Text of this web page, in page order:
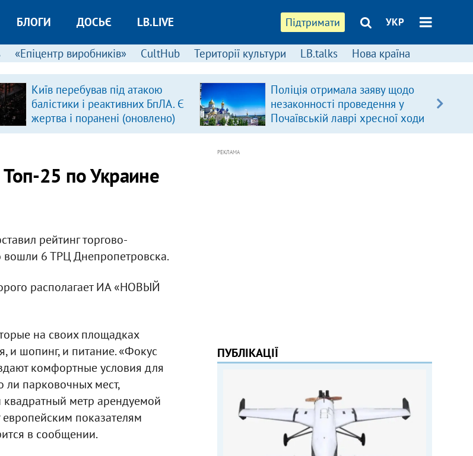
Підтримати УКР
БЛОГИ ДОСЬЄ LB.LIVE
«Епіцентр виробників» CultHub Території культури LB.talks Нова країна
Київ перебував під атакою
балістики і реактивних БпЛА. Є
жертва і поранені (оновлено)
Поліція отримала заяву щодо
незаконності проведення у
Почаївській лаврі хресної ходи
25 по Украине
рейтинг торгово-
вошли 6 ТРЦ Днепропетровска.
располагает ИА «НОВЫЙ
на своих площадках
и шопинг, и питание. «Фокус
комфортные условия для
ли парковочных мест,
метр арендуемой
показателям
в сообщении.
РЕКЛАМА
ПУБЛІКАЦІЇ